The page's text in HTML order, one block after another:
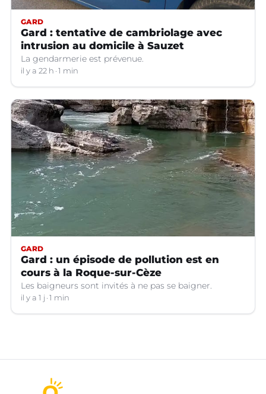
GARD
Gard : tentative de cambriolage avec
intrusion au domicile à Sauzet
La gendarmerie est prévenue.
il y a 22 h 1 min
GARD
Gard : un épisode de pollution est en
cours à la Roque-sur-Cèze
Les baigneurs sont invités à ne pas se baigner.
il y a 1 j 1 min